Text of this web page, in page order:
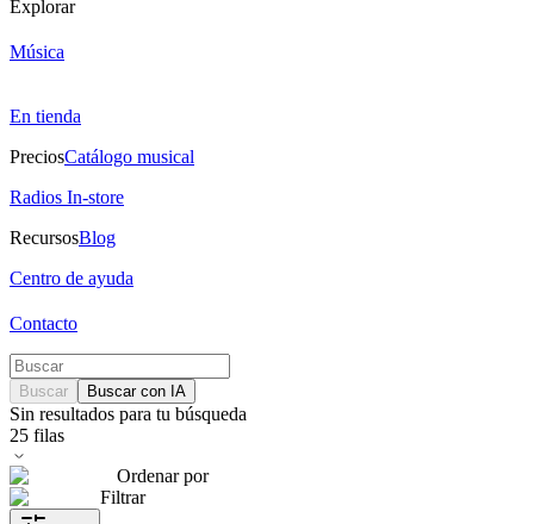
Explorar
Música
En tienda
PreciosCatálogo musical
Radios In-store
RecursosBlog
Centro de ayuda
Contacto
Buscar Buscar con IA
Sin resultados para tu búsqueda
25 filas
Ordenar por
Filtrar